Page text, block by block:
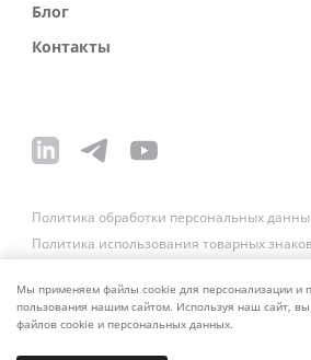
Блог
Контакты
Политика обработки персональных
Политика использования товарных
Мы применяем файлы cookie для персонализации и
пользования нашим сайтом. Используя наш сайт, вы
файлов cookie и персональных данных.